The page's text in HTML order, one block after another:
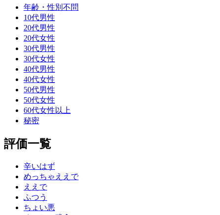
年齢・性別不問
10代男性
20代男性
20代女性
30代男性
30代女性
40代男性
40代女性
50代男性
50代女性
60代女性以上
秘密
評価一覧
辛いはず
めっちゃええで
ええで
ふつう
ちょい悪